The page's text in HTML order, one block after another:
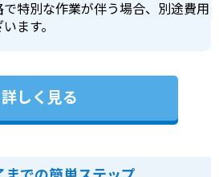
特別な作業が伴う場合、別途費用
ます。
詳しく見る